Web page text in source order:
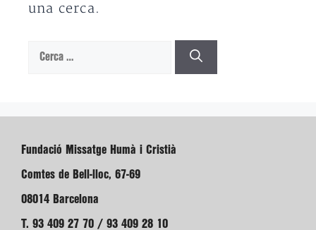
una cerca.
Cerca:
Fundació Missatge Humà i Cristià
Comtes de Bell-lloc, 67-69
08014 Barcelona
T. 93 409 27 70 / 93 409 28 10